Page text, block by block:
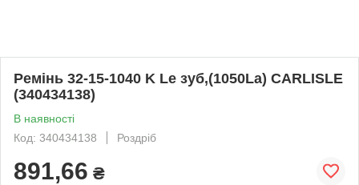
Ремінь 32-15-1040 K Le зуб,(1050La) CARLISLE
(340434138)
В наявності
Код: 340434138
Роздріб
891,66 ₴